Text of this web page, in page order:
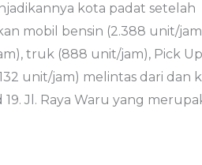
kota padat setelah
mobil bensin (2.388 unit/
truk (888 unit/jam), Pick
unit/jam) melintas dari dan
Jl. Raya Waru yang